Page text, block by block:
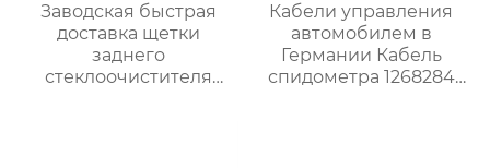
Заводская быстрая
доставка щетки
заднего
стеклоочистителя
Кабели управления
автомобилем в
Германии Кабель
спидометра 1268284